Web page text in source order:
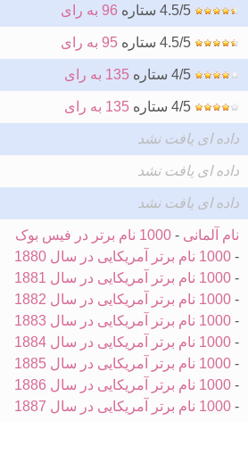
96 به رای
95 به رای
135 به رای
135 به رای
داده ای یافت نشد
داده ای یافت نشد
داده ای یافت نشد
نام آلمانی - 1000 نام برتر در فیس بوک
- 1000 نام برتر آمریکایی در سال 1880
- 1000 نام برتر آمریکایی در سال 1881
- 1000 نام برتر آمریکایی در سال 1882
- 1000 نام برتر آمریکایی در سال 1883
- 1000 نام برتر آمریکایی در سال 1884
- 1000 نام برتر آمریکایی در سال 1885
- 1000 نام برتر آمریکایی در سال 1886
- 1000 نام برتر آمریکایی در سال 1887